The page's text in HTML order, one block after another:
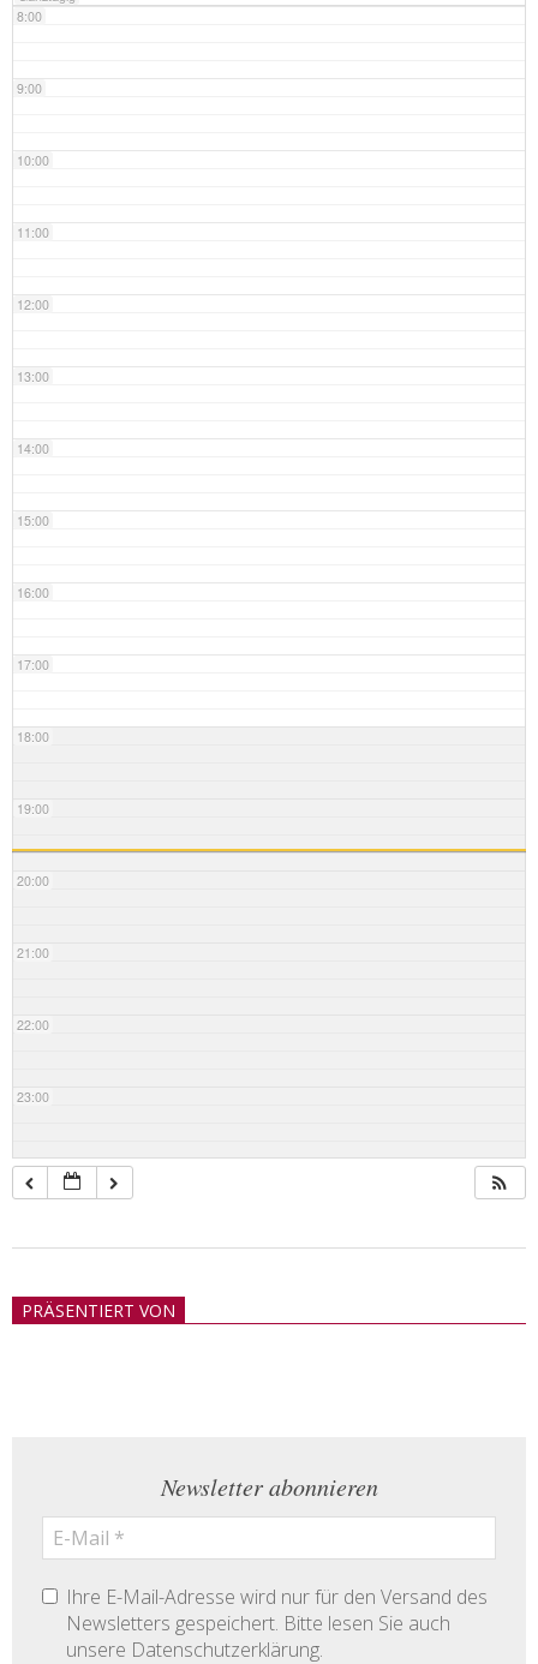
8:00
9:00
10:00
11:00
12:00
13:00
14:00
15:00
16:00
17:00
18:00
19:00
20:00
21:00
22:00
23:00
21PRÄSENTIERT VON
Newsletter abonnieren
Ihre E-Mail-Adresse wird nur für den Versand des
Newsletters gespeichert. Bitte lesen Sie auch
unsere Datenschutzerklärung.